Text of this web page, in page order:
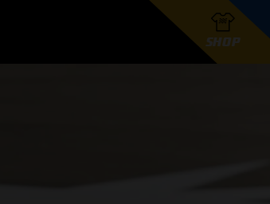
SHOP